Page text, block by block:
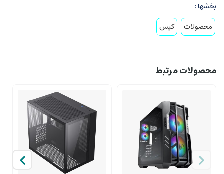
بخشها :
محصولات
کیس
محصولات مرتبط